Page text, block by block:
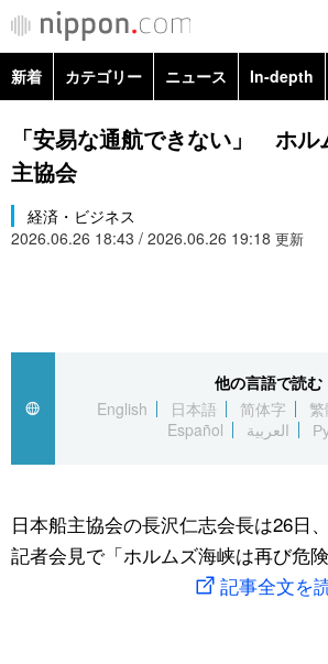
カテゴリー
国際
社会
文化
アーカイブ
Japan Data
旅と暮らし
動画/Live
新着 カテゴリー ニュース In-depth
政治・外交
経済・ビジネス
国際・海外
文化
科学・技術
暮らし
スポーツ・東京2020
「安易な通航できない」 ホル
主協会
経済・ビジネス
2026.06.26 18:43 / 2026.06.26 19:18 更新
他の言語で読む
English
日本語 简体字
Español
العربية
日本船主協会の長沢仁志会長は26日
記者会見で「ホルムズ海峡は再び危
記事全文を